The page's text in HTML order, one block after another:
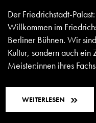
Der Friedrichstadt-
Willkommen im
Berliner Bühnen. Wir
Kultur, sondern auch ein
Meister:innen ihres
WEITERLESEN